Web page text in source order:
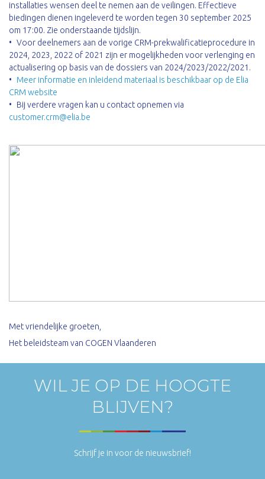
installaties wensen deel te nemen aan de veilingen. Effectieve
biedingen dienen ingeleverd te worden tegen 30 september 2025
om 17:00. Zie onderstaande tijdslijn.
Voor deelnemers aan de vorige CRM-prekwalificatieprocedure in
2024, 2023, 2022 of 2021 zijn er mogelijkheden voor verlenging en
actualisering op basis van de dossiers van 2024/2023/2022/2021.
Meer informatie en inleidend materiaal is beschikbaar op de Elia
CRM website
Bij verdere vragen kan u contact opnemen via
customer.crm@elia.be
Met vriendelijke groeten,
Het beleidsteam van COGEN Vlaanderen
WIL JE OP DE HOOGTE
BLIJVEN?
Schrijf je in voor de nieuwsbrief!